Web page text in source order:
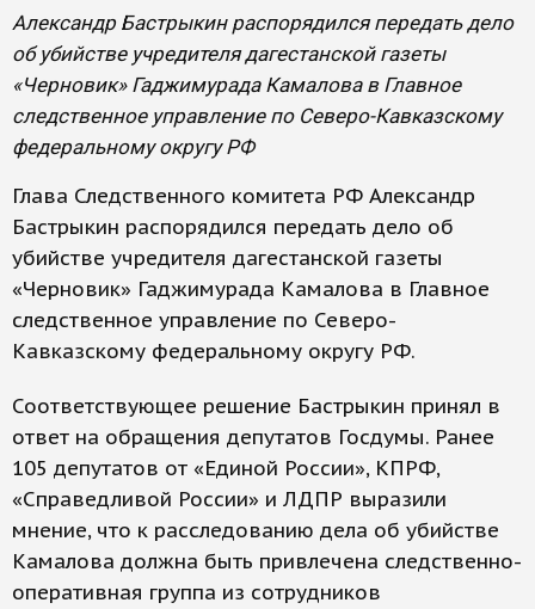
Александр Бастрыкин распорядился передать дело
об убийстве учредителя дагестанской газеты
«Черновик» Гаджимурада Камалова в Главное
следственное управление по Северо-Кавказскому
федеральному округу РФ
Глава Следственного комитета РФ Александр
Бастрыкин распорядился передать дело об
убийстве учредителя дагестанской газеты
«Черновик» Гаджимурада Камалова в Главное
следственное управление по Северо-
Кавказскому федеральному округу РФ.
Соответствующее решение Бастрыкин принял в
ответ на обращения депутатов Госдумы. Ранее
105 депутатов от «Единой России», КПРФ,
«Справедливой России» и ЛДПР выразили
мнение, что к расследованию дела об убийстве
Камалова должна быть привлечена следственно-
оперативная группа из сотрудников